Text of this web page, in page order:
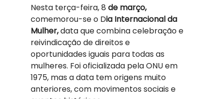
Nesta terça-feira, 8 de março,
comemorou-se o Dia Internacional da
Mulher, data que combina celebração e
reivindicação de direitos e
oportunidades iguais para todas as
mulheres. Foi oficializada pela ONU em
1975, mas a data tem origens muito
anteriores, com movimentos sociais e